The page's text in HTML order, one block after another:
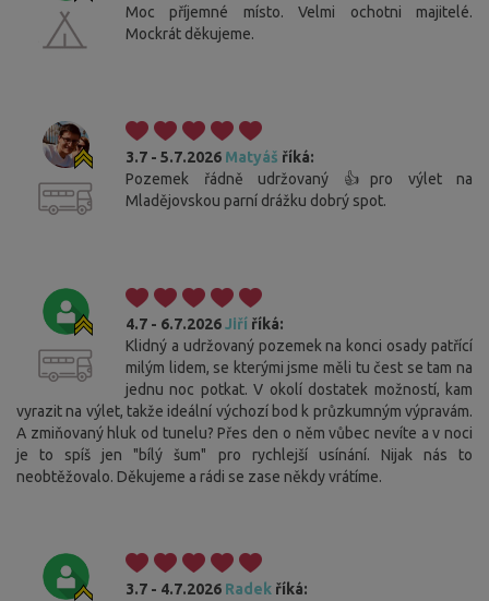
Moc příjemné místo. Velmi ochotni majitelé.
Mockrát děkujeme.
3.7 - 5.7.2026 Matyáš říká:
Pozemek řádně udržovaný 👍pro výlet na
Mladějovskou parní drážku dobrý spot.
4.7 - 6.7.2026Jiří říká:
Klidný a udržovaný pozemek na konci osady patřící
milým lidem, se kterými jsme měli tu čest se tam na
jednu noc potkat. V okolí dostatek možností, kam
vyrazit na výlet, takže ideální výchozí bod k průzkumným výpravám.
A zmiňovaný hluk od tunelu? Přes den o něm vůbec nevíte a v noci
je to spíš jen "bílý šum" pro rychlejší usínání. Nijak nás to
neobtěžovalo. Děkujeme a rádi se zase někdy vrátíme.
3.7 - 4.7.2026 Radek říká: